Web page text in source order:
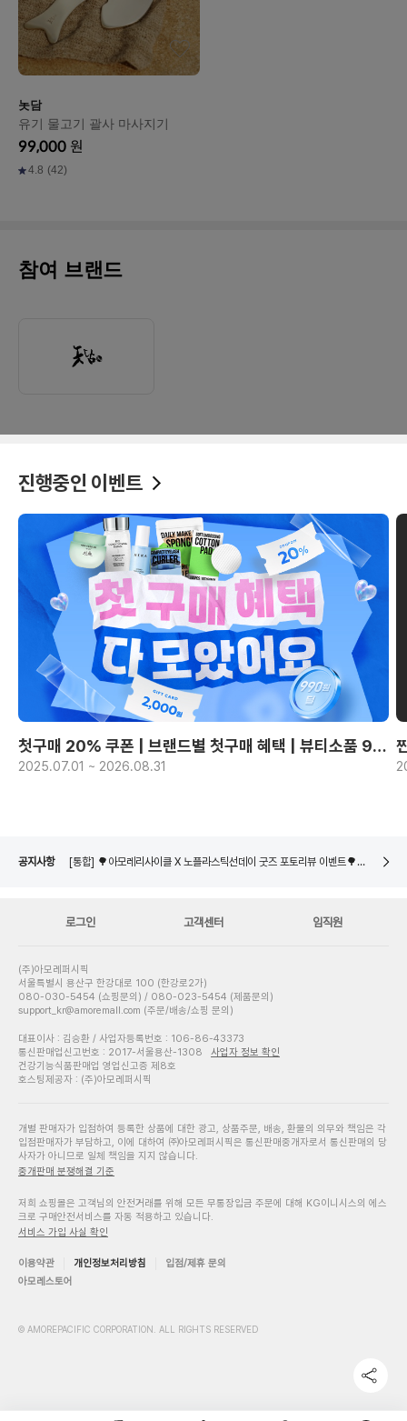
놋담
유기 물고기 괄사 마사지기
99,000 원
4.8 (42)
참여 브랜드
진행중인 이벤트
첫구매 20% 쿠폰 | 브랜드별 첫구매 혜택 | 뷰티소품 990원~
2025.07.01 ~ 2026.08.31
공지사항
네이버페이 8월 은행/증권사 시스템 점검 일정 안내
로그인 고객센터 임직원
(주)아모레퍼시픽
서울특별시 용산구 한강대로 100 (한강로2가)
080-030-5454 (쇼핑문의) / 080-023-5454 (제품문의)
support_kr@amoremall.com (주문/배송/쇼핑 문의)
대표이사 : 김승환 / 사업자등록번호 : 106-86-43373
통신판매업신고번호 : 2017-서울용산-1308
사업자 정보 확인
건강기능식품판매업 영업신고증 제8호
호스팅제공자 : (주)아모레퍼시픽
개별 판매자가 입점하여 등록한 상품에 대한 광고, 상품주문, 배송, 환불의 의무와 책임은 각
입점판매자가 부담하고, 이에 대하여 ㈜아모레퍼시픽은 통신판매중개자로서 통신판매의 당
사자가 아니므로 일체 책임을 지지 않습니다.
중개판매 분쟁해결 기준
저희 쇼핑몰은 고객님의 안전거래를 위해 모든 무통장입금 주문에 대해 KG이니시스의 에스
크로 구매안전서비스를 자동 적용하고 있습니다.
서비스 가입 사실 확인
이용약관 개인정보처리방침
입점/제휴 문의
아모레스토어
© AMOREPACIFIC CORPORATION. ALL RIGHTS RESERVED